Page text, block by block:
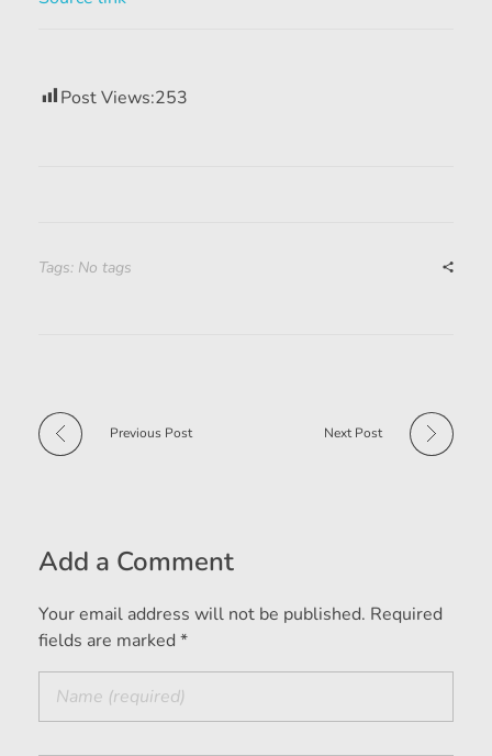
Post Views:253
Tags: No tags
Previous Post Next Post
Add a Comment
Your email address will not be published. Required
fields are marked *